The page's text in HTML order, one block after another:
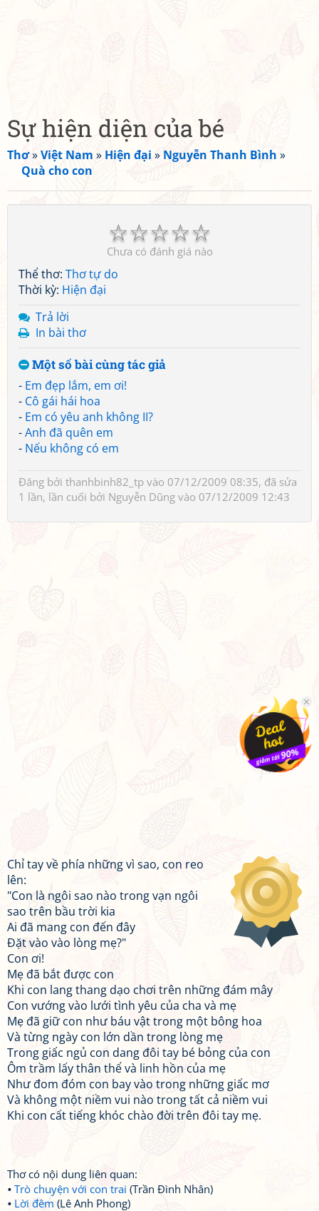
Sự hiện diện của bé
Thơ»Việt Nam » Hiện đại » Nguyễn Thanh Bình »
Quà cho con
☆
☆
☆
☆
☆
Chưa có đánh giá nào
Thể thơ: Thơ tự do
Thời kỳ: Hiện đại
Trả lời
In bài thơ
Một số bài cùng tác giả
- Em đẹp lắm, em ơi!
- Cô gái hái hoa
- Em có yêu anh không II?
-Anh đã quên em
- Nếu không có em
Đăng bởi thanhbinh82_tp vào 07/12/2009 08:35, đã sửa
1 lần, lần cuối bởi Nguyễn Dũng vào 07/12/2009 12:43
Chỉ tay về phía những vì sao, con reo
lên:
"Con là ngôi sao nào trong vạn ngôi
sao trên bầu trời kia
Ai đã mang con đến đây
Đặt vào vào lòng mẹ?"
Con ơi!
Mẹ đã bắt được con
Khi con lang thang dạo chơi trên những đám mây
Con vướng vào lưới tình yêu của cha và mẹ
Mẹ đã giữ con như báu vật trong một bông hoa
Và từng ngày con lớn dần trong lòng mẹ
Trong giấc ngủ con dang đôi tay bé bỏng của con
Ôm trầm lấy thân thể và linh hồn của mẹ
Như đom đóm con bay vào trong những giấc mơ
Và không một niềm vui nào trong tất cả niềm vui
Khi con cất tiếng khóc chào đời trên đôi tay mẹ.
Thơ có nội dung liên quan:
Trò chuyện với con trai (Trần Đình Nhân)
Lời đêm (Lê Anh Phong)